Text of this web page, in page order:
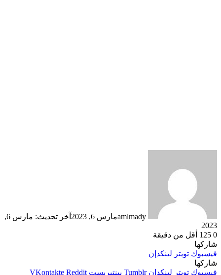
amlmadyمارس 6, 2023
آخر تحديث: مارس 6,
2023
0
أقل من دقيقة
شاركها
فيسبوك تويتر لينكدإن
شاركها
فيسبوك تويتر لينكدإن بينتيريست